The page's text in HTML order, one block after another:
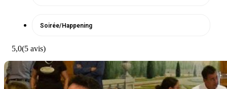
Soirée/Happening
5,0(5 avis)